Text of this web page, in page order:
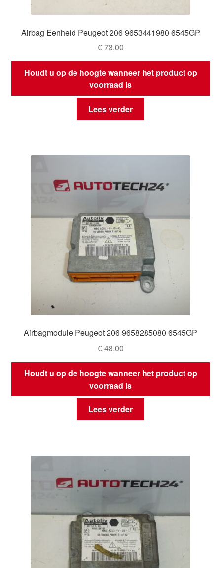
Airbag Eenheid Peugeot 206 9653441980 6545GP
€73,00
Houdt u op de hoogte wanneer het product op
voorraad is
Lees verder
Airbagmodule Peugeot 206 9658285080 6545GP
€48,00
Houdt u op de hoogte wanneer het product op
voorraad is
Lees verder